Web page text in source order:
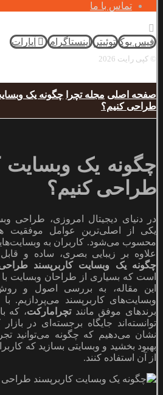
تماس با ما
فیس بوک توئیتر اینستاگرام آپارات
© کپی رایت 2026
صفحه اصلی مجله تچرا
چگونه یک
طراحی کنیم؟
چگونه یک وبسایت
طراحی کنیم؟
در دنیای دیجیتال امروزی، طراحی
یکی از اصلی‌ترین عوامل موفقیت
محسوب می‌شود. کاربران به
علاوه بر زیبایی بصری، ساده و قابل
چگونه یک وبسایت کاربرپسند
است که بسیاری از طراحان وبسایت با
این مقاله، به بررسی اصول و
وبسایت‌های کاربرپسند می‌پردازیم. با
برندهای موفق مانندتچرامارکت، که
توانسته‌اند جایگاه برجسته‌ای در
بهبود بخشید و وبسایتی بسازید که
از آن استفاده کنند.